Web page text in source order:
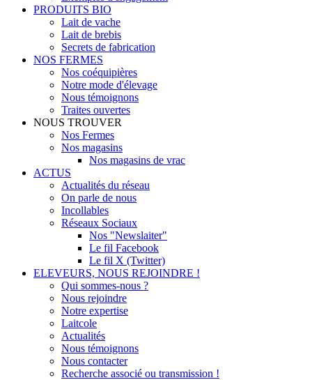
PRODUITS BIO
Lait de vache
Lait de brebis
Secrets de fabrication
NOS FERMES
Nos coéquipières
Notre mode d'élevage
Nous témoignons
Traites ouvertes
NOUS TROUVER
Nos Fermes
Nos magasins
Nos magasins de vrac
ACTUS
Actualités du réseau
On parle de nous
Incollables
Réseaux Sociaux
Nos "Newslaiter"
Le fil Facebook
Le fil X (Twitter)
ELEVEURS, NOUS REJOINDRE !
Qui sommes-nous ?
Nous rejoindre
Notre expertise
Laitcole
Actualités
Nous témoignons
Nous contacter
Recherche associé ou transmission !